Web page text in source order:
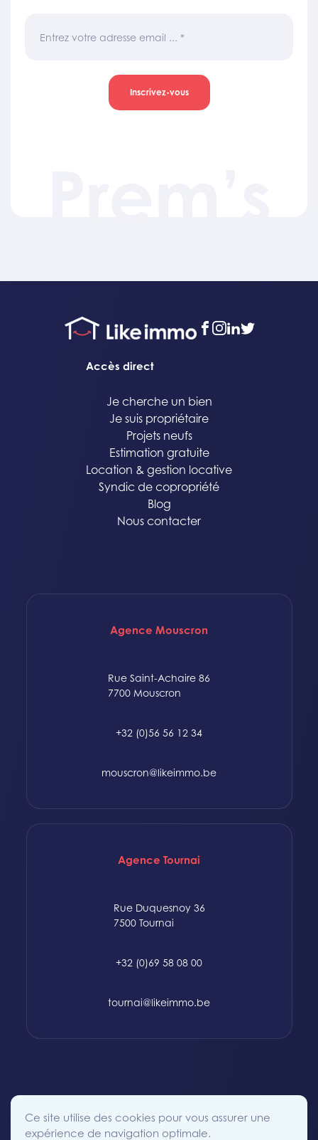
Entrez votre adresse email ... *
Inscrivez-vous
facebook
instagram
linkedin
twitter
Accès direct
Je cherche un bien
Je suis propriétaire
Projets neufs
Estimation gratuite
Location & gestion locative
Syndic de copropriété
Blog
Nous contacter
Agence Mouscron
Rue Saint-Achaire 86
7700 Mouscron
+32 (0)56 56 12 34
mouscron@likeimmo.be
Agence Tournai
Rue Duquesnoy 36
7500 Tournai
+32 (0)69 58 08 00
tournai@likeimmo.be
Politique des CookiesConditions générales
Ce site utilise des cookies pour vous assurer une
expérience de navigation optimale.